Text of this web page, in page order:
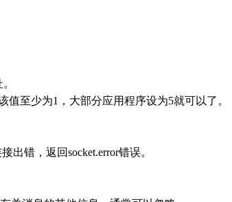
至少为1，大部分应用程序设为5就可以了。
出错，返回socket.error错误。